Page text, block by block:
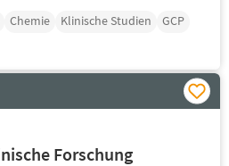
Chemie Klinische Studien
GCP
Forschung